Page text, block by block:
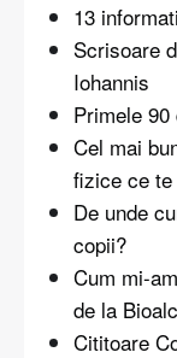
13
Scrisoare
Iohannis
Primele
Cel mai
fizice ce
De unde
copii?
Cum mi-
de la
Cititoare